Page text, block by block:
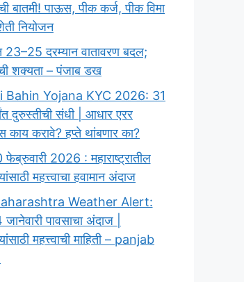
बातमी! पाऊस, पीक कर्ज, पीक विमा
नियोजन
23–25 दरम्यान वातावरण बदल;
शक्यता – पंजाब डख
Bahin Yojana KYC 2026: 31
दुरुस्तीची संधी | आधार एरर
काय करावे? हप्ते थांबणार का?
फेब्रुवारी 2026 : महाराष्ट्रातील
महत्त्वाचा हवामान अंदाज
Weather Alert:
पावसाचा अंदाज |
महत्त्वाची माहिती – panjab